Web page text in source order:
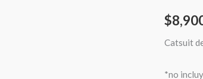
$
Catsuit
*no